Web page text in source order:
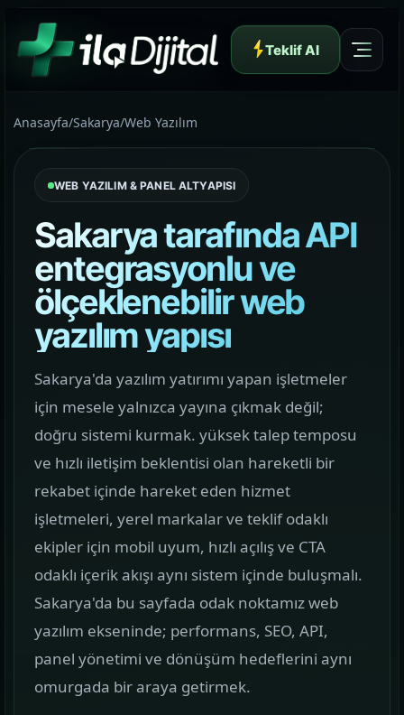
Teklif Al
Müşteri Paneli
01 Hakkımızda
Yapının arkasındaki yaklaşımı ve çalışma dilini
görün.
Hizmetler
Web, yazılım, mobil ve pazarlama hizmetlerini
tek yerden görün.
Kurumsal Web Tasarım
E-ticaret Sitesi Tasarımı
SATIŞ VITRINI
Anasayfa/Sakarya/Web Yazılım
WEB YAZILIM & PANEL ALTYAPISI
Sakarya tarafında API
entegrasyonlu ve
ölçeklenebilir web
yazılım yapısı
Sakarya'da yazılım yatırımı yapan işletmeler
için mesele yalnızca yayına çıkmak değil;
doğru sistemi kurmak. yüksek talep temposu
ve hızlı iletişim beklentisi olan hareketli bir
rekabet içinde hareket eden hizmet
işletmeleri, yerel markalar ve teklif odaklı
ekipler için mobil uyum, hızlı açılış ve CTA
odaklı içerik akışı aynı sistem içinde buluşmalı.
Sakarya'da bu sayfada odak noktamız web
yazılım ekseninde; performans, SEO, API,
panel yönetimi ve dönüşüm hedeflerini aynı
omurgada bir araya getirmek.